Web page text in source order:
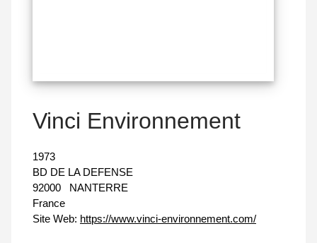
Vinci Environnement
1973
BD DE LA DEFENSE
92000
NANTERRE
France
Site Web: https://www.vinci-environnement.com/